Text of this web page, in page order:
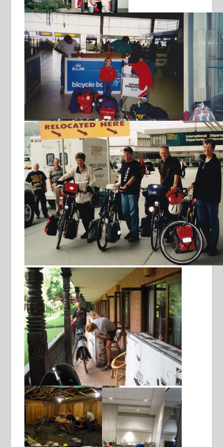
Met de groep fietsen inpakken
voor terugreis uit China 1999
Klaar voor teugreis uit Canada
1995
vertrek uit Singapore 1994
start “wereldreis” 1993
vertraagde aankomst Canada 2001
Klaar voor vertrek naar huis Vancouver 2001
aankomst Las Vegas 2005
uitpakken en fietsdozen
bewaren St George Utah 2005
Fietsen inpakken Kathmandu